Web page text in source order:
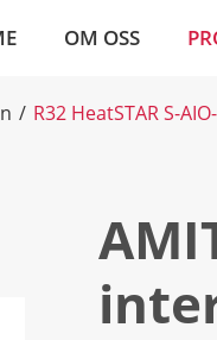
OM OSS
R32 HeatSTAR S-